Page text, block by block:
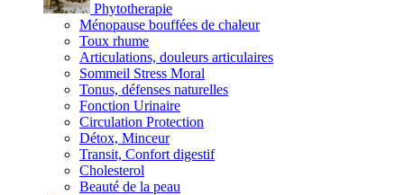
Phytotherapie
Ménopause bouffées de chaleur
Toux rhume
Articulations, douleurs articulaires
Sommeil Stress Moral
Tonus, défenses naturelles
Fonction Urinaire
Circulation Protection
Détox, Minceur
Transit, Confort digestif
Cholesterol
Beauté de la peau